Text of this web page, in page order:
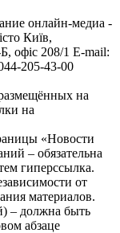
онлайн-медиа -
Київ,
208/1 E-mail:
205-43-00
на
на
«Новости
– обязательна
гиперссылка.
от
материалов.
– должна быть
абзаце